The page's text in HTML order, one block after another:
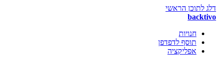
דלג לתוכן הראשי
backtivo
חנויות
תוסף לדפדפן
אפליקציה